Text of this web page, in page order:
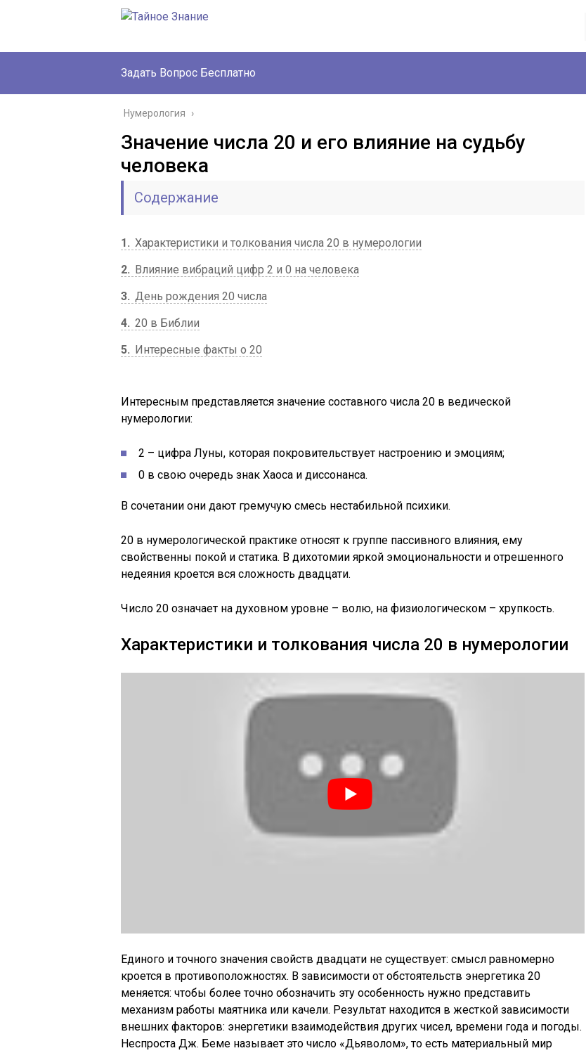
Задать Вопрос Бесплатно
Нумерология ›
Значение числа 20 и его влияние на судьбу
человека
Содержание
1
Характеристики и толкования числа 20 в нумерологии
2
Влияние вибраций цифр 2 и 0 на человека
3 День рождения 20 числа
4 20 в Библии
5
Интересные факты о 20
Интересным представляется значение составного числа 20 в ведической
нумерологии:
2 – цифра Луны, которая покровительствует настроению и эмоциям;
0 в свою очередь знак Хаоса и диссонанса.
В сочетании они дают гремучую смесь нестабильной психики.
20 в нумерологической практике относят к группе пассивного влияния, ему
свойственны покой и статика. В дихотомии яркой эмоциональности и отрешенного
недеяния кроется вся сложность двадцати.
Число 20 означает на духовном уровне – волю, на физиологическом – хрупкость.
Характеристики и толкования числа 20 в нумерологии
Единого и точного значения свойств двадцати не существует: смысл равномерно
кроется в противоположностях. В зависимости от обстоятельств энергетика 20
меняется: чтобы более точно обозначить эту особенность нужно представить
механизм работы маятника или качели. Результат находится в жесткой зависимости
внешних факторов: энергетики взаимодействия других чисел, времени года и погоды.
Неспроста Дж. Беме называет это число «Дьяволом», то есть материальный мир